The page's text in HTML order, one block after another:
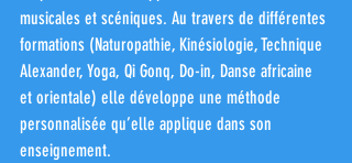
musicales et scéniques. Au travers de différentes
formations (Naturopathie, Kinésiologie, Technique
Alexander, Yoga, Qi Gonq, Do-in, Danse africaine
et orientale) elle développe une méthode
personnalisée qu’elle applique dans son
enseignement.